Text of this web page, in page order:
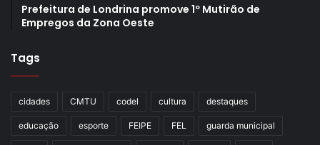
Prefeitura de Londrina promove 1º Mutirão de
Empregos da Zona Oeste
Tags
cidades CMTU codel cultura destaques
educação esporte FEIPE FEL guarda municipal